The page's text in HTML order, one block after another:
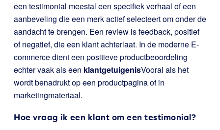
een testimonial meestal een specifiek verhaal of een
aanbeveling die een merk actief selecteert om onder de
aandacht te brengen. Een review is feedback, positief
of negatief, die een klant achterlaat. In de moderne E-
commerce dient een positieve productbeoordeling
echter vaak als een klantgetuigenisVooral als het
wordt benadrukt op een productpagina of in
marketingmateriaal.
Hoe vraag ik een klant om een testimonial?